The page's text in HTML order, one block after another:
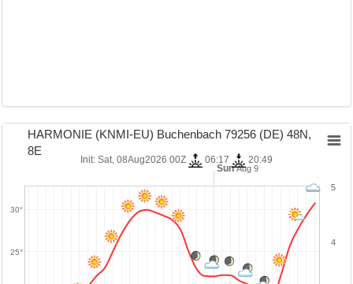
Sun Aug 9
25°
30°
4
5
HARMONIE (KNMI-EU) Buchenbach 79256 (DE) 48N,
8E
Init: Sat, 08Aug2026 00Z 06:17 20:49